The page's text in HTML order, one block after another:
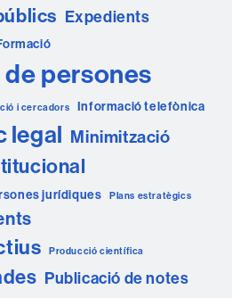
Expedients
persones
i cercadors
Informació telefònica
legal Minimització
jurídiques Plans estratègics
Producció científica
Publicació de notes